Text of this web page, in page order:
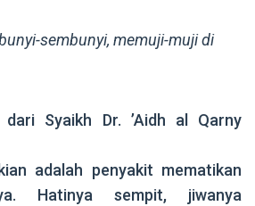
sembunyi, memuji-muji di
dari Syaikh Dr. ’Aidh al Qarny
adalah penyakit mematikan
Hatinya sempit, jiwanya